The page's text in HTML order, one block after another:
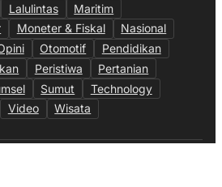
Lalulintas
Maritim
Moneter & Fiskal
Nasional
Otomotif
Pendidikan
Peristiwa
Pertanian
Sumut
Technology
Video Wisata